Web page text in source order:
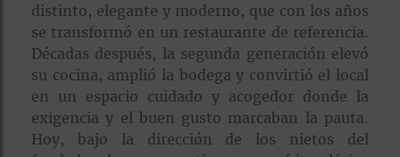
distinto, elegante y moderno, que con los años
se transformó en un restaurante de referencia.
Décadas después, la segunda generación elevó
su cocina, amplió la bodega y convirtió el local
en un espacio cuidado y acogedor donde la
exigencia y el buen gusto marcaban la pauta.
Hoy, bajo la dirección de los nietos del